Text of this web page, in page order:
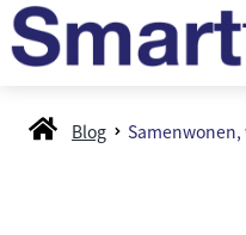
Blog